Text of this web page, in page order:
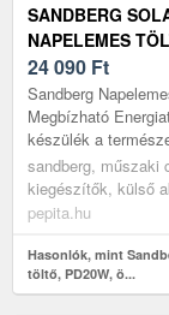
SANDBERG
NAPELEMES
24 090 Ft
Sandberg
Megbízható
készülék a
sandberg, műszaki
kiegészítők, külső
pepita.hu
Hasonlók, mint
töltő, PD20W, ö...